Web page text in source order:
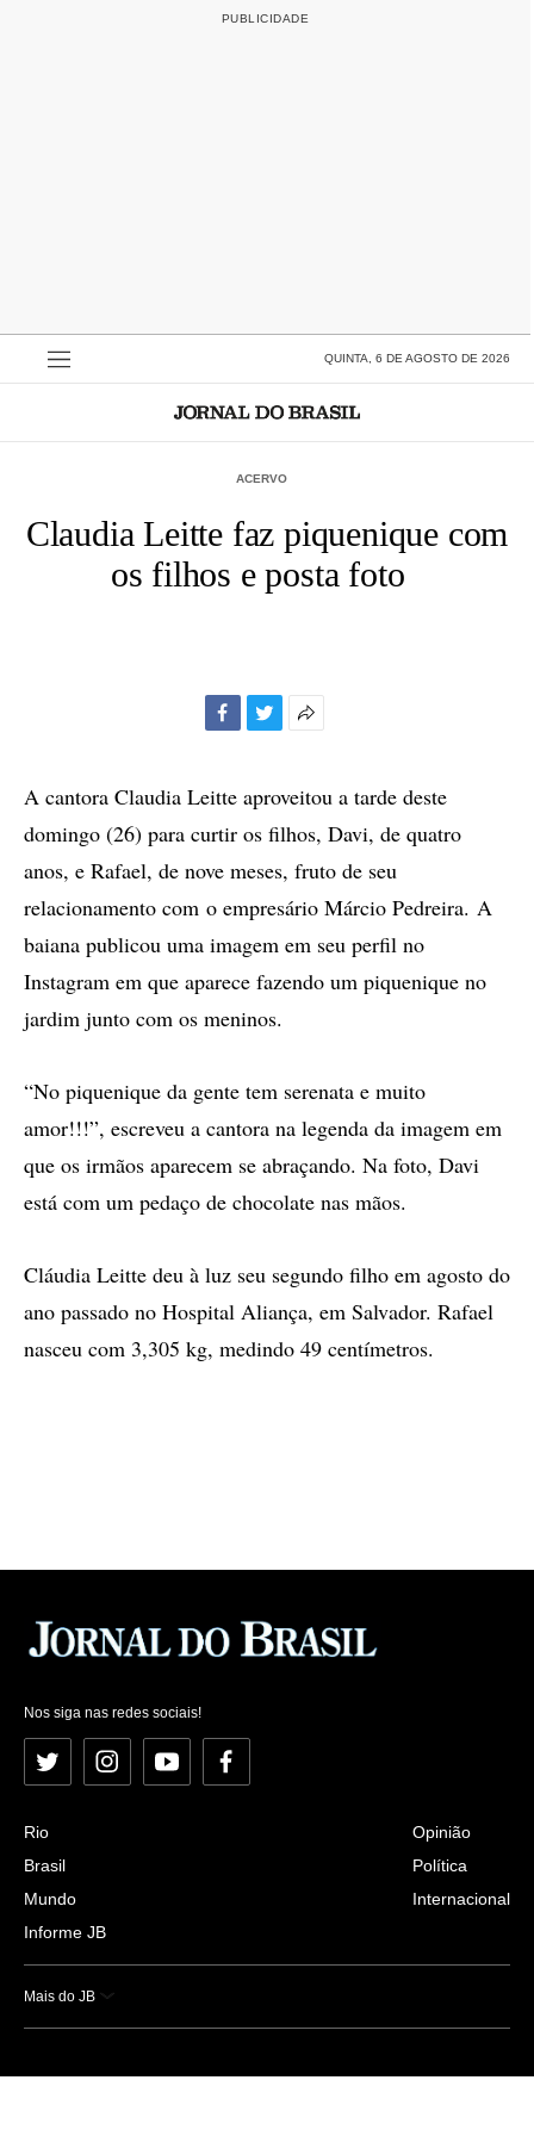
QUINTA, 6 DE AGOSTO DE 2026
ACERVO
Claudia Leitte faz piquenique com
os filhos e posta foto
compartilhamento
A cantora Claudia Leitte aproveitou a tarde deste
domingo (26) para curtir os filhos, Davi, de quatro
anos, e Rafael, de nove meses, fruto de seu
relacionamento com o empresário Márcio Pedreira. A
baiana publicou uma imagem em seu perfil no
Instagram em que aparece fazendo um piquenique no
jardim junto com os meninos.
“No piquenique da gente tem serenata e muito
amor!!!”, escreveu a cantora na legenda da imagem em
que os irmãos aparecem se abraçando. Na foto, Davi
está com um pedaço de chocolate nas mãos.
Cláudia Leitte deu à luz seu segundo filho em agosto do
ano passado no Hospital Aliança, em Salvador. Rafael
nasceu com 3,305 kg, medindo 49 centímetros.
Nos siga nas redes sociais!
Twitter InstagramYouTubeFacebook
Rio
Brasil
Mundo
Informe JB
Opinião
Política
Internacional
Mais do JB
Esportes